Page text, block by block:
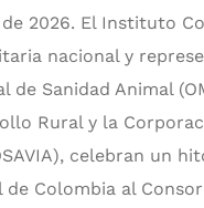
2026. El Instituto
nacional y
de Sanidad Animal
Rural y la
celebran un
Colombia al